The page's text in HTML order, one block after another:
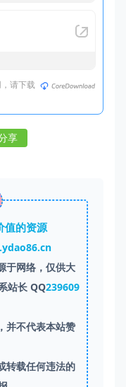
请下载
享
值的资源
于网络，仅供大
站长 QQ239609
并不代表本站赞
转载任何违法的